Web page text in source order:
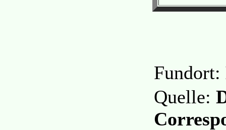
Fundort:
Quelle: